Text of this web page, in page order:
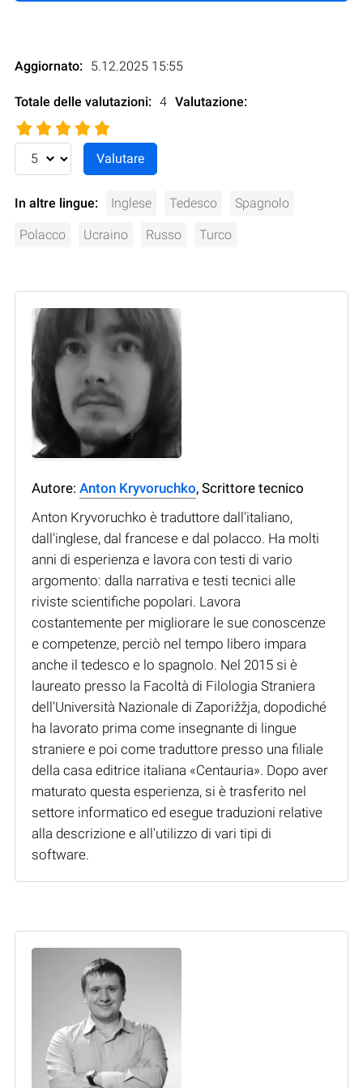
Aggiornato: 5.12.2025 15:55
Totale delle valutazioni: 4 Valutazione:
In altre lingue: Inglese Tedesco Spagnolo
Polacco Ucraino Russo Turco
Autore: Anton Kryvoruchko, Scrittore tecnico
Anton Kryvoruchko è traduttore dall'italiano,
dall'inglese, dal francese e dal polacco. Ha molti
anni di esperienza e lavora con testi di vario
argomento: dalla narrativa e testi tecnici alle
riviste scientifiche popolari. Lavora
costantemente per migliorare le sue conoscenze
e competenze, perciò nel tempo libero impara
anche il tedesco e lo spagnolo. Nel 2015 si è
laureato presso la Facoltà di Filologia Straniera
dell'Università Nazionale di Zaporižžja, dopodiché
ha lavorato prima come insegnante di lingue
straniere e poi come traduttore presso una filiale
della casa editrice italiana «Centauria». Dopo aver
maturato questa esperienza, si è trasferito nel
settore informatico ed esegue traduzioni relative
alla descrizione e all'utilizzo di vari tipi di
software.